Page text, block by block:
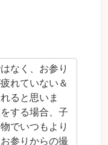
なく、お参り
れていない＆
ると思いま
する場合、子
でいつもより
参りからの撮